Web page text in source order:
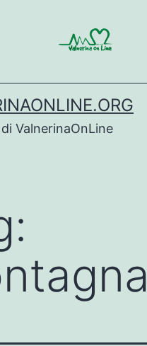
ValnerinaOnLine